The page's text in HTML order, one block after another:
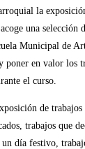
la
una selección
Municipal de
poner en valor los
el curso.
de trabajos
trabajos que
día festivo,